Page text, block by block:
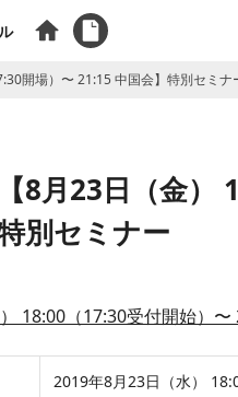
開場）〜 21:15 中国会】特別セミナ
8月23日（金）
別セミナー
） 18:00（17:30受付開始）
2019年8月23日（水）